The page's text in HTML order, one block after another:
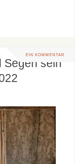
EIN KOMMENTAR
Segen sein